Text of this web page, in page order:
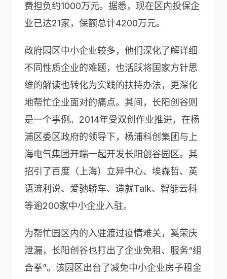
费担负约1000万元。据悉，现在区内投保企
业已达21家，保额总计4200万元。
政府园区中小企业较多，他们深化了解详细
不同性质企业的难题，也活跃将国家方针思
维的解读也转化为实践的扶持办法，更深化
地帮忙企业面对的痛点。其间，长阳创谷则
是一个事例。2014年受双创作业推进，在杨
浦区委区政府的领导下，杨浦科创集团与上
海电气集团开端一起开发长阳创谷园区。其
招引了百度（上海）立异中心、埃森哲、英
语流利说、爱驰轿车、造就Talk、智能云科
等逾200家中小企业入驻。
为帮忙园区内的入驻渡过疫情难关，奚荣庆
泄漏，长阳创谷也打出了企业免租、服务“组
合拳”。该园区出台了减免中小企业房子租金